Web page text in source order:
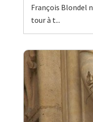
François Blondel
tour à t...